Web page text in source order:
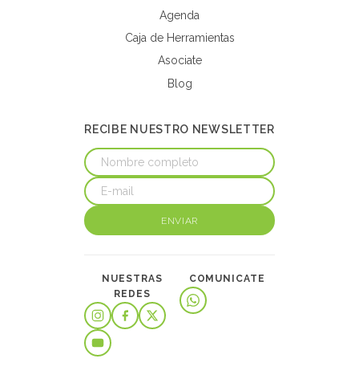
Agenda
Caja de Herramientas
Asociate
Blog
RECIBE NUESTRO NEWSLETTER
ENVIAR
NUESTRAS
REDES
COMUNICATE